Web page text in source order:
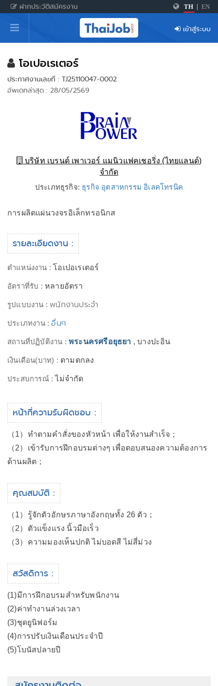
ฝากประวัติสมัครงาน TH EN
หน้าหลัก
ผู้สมัครงาน: เข้าสู่ระบบ
ฝากประวัติสมัครงาน
เกร็ดความรู้
สำหรับผู้ประกอบการ
เข้าสู่ระบบ
โอเปอเรเตอร์
ประกาศงานเลขที่ : TJ25110047-0002
อัพเดทล่าสุด : 28/05/2569
บริษัท เบรนด์ เพาเวอร์ แมนิวแฟคเชอริ่ง (ไทยแลนด์)
จำกัด
ประเภทธุรกิจ: ธุรกิจ อุตสาหกรรม อิเลคโทรนิค
การผลิตแผ่นวงจรอิเล็กทรอนิกส
รายละเอียดงาน :
ตำแหน่งงาน :โอเปอเรเตอร์
อัตราที่รับ : หลายอัตรา
รูปแบบงาน :พนักงานประจำ
ประเภทงาน :อื่นๆ
สถานที่ปฏิบัติงาน : พระนครศรีอยุธยา , บางปะอิน
เงินเดือน(บาท) : ตามตกลง
ประสบการณ์ :ไม่จำกัด
หน้าที่ความรับผิดชอบ :
（1）ทำตามคำสั่งของหัวหน้า เพื่อให้งานสำเร็จ；
（2）เข้ารับการฝึกอบรมต่างๆ เพื่อตอบสนองความต้องการ
ด้านผลิต；
คุณสมบัติ :
（1）รู้จักตัวอักษรภาษาอังกฤษทั้ง 26 ตัว；
（2）ตัวแข็งแรง นิ้วมือเร็ว
（3）ความมองเห็นปกติ ไม่บอดสี ไม่สี่ม่วง
สวัสดิการ :
(1)มีการฝึกอบรมสำหรับพนักงาน
(2)ค่าทำงานล่วงเวลา
(3)ชุดยูนิฟอร์ม
(4)การปรับเงินเดือนประจำปี
(5)โบนัสปลายปี